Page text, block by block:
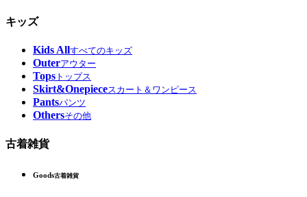
キッズ
Kids Allすべてのキッズ
Outerアウター
Tops トップス
Skirt&Onepieceスカート＆ワンピース
Pantsパンツ
Othersその他
古着雑貨
Goods古着雑貨